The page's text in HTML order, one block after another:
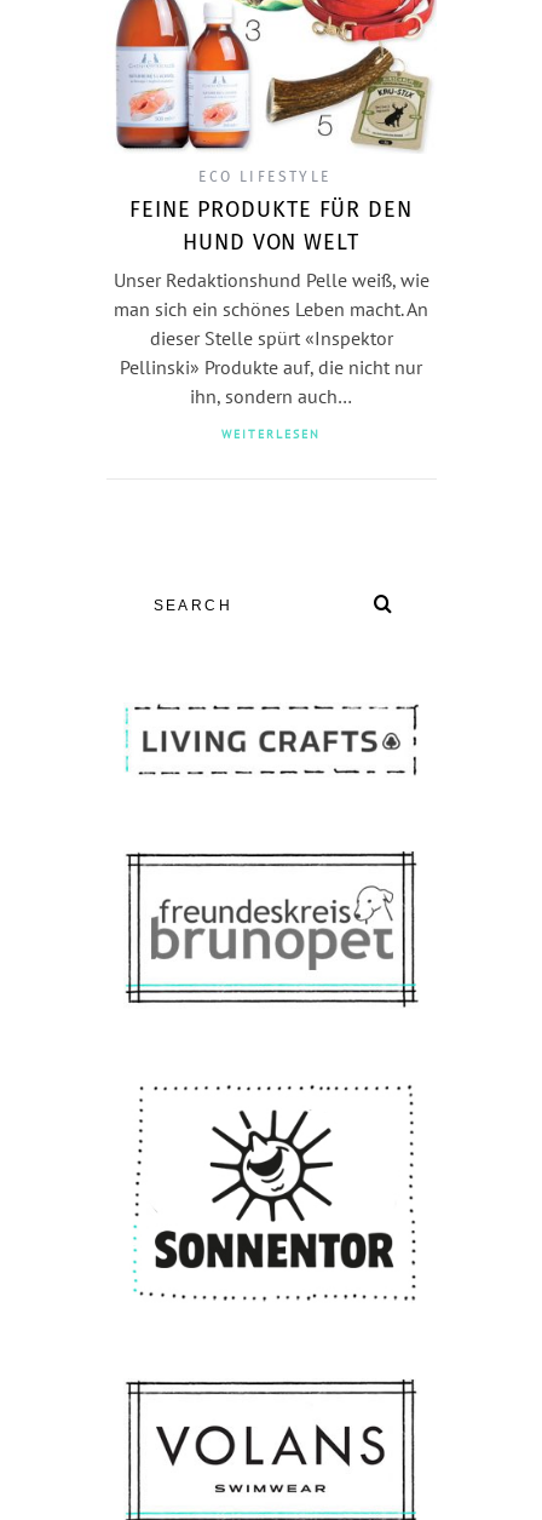
ECO LIFESTYLE
FEINE PRODUKTE FÜR DEN
HUND VON WELT
Unser Redaktionshund Pelle weiß, wie
man sich ein schönes Leben macht. An
dieser Stelle spürt «Inspektor
Pellinski» Produkte auf, die nicht nur
ihn, sondern auch…
WEITERLESEN